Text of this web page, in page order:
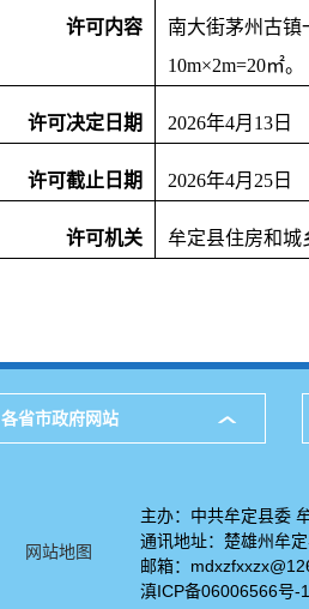
许可内容
南大街茅州古镇
10m×2m=20㎡。
许可决定日期 2026年4月13日
许可截止日期 2026年4月25日
许可机关 牟定县住房和城
各省市政府网站
网站地图
主办：中共牟定县委
通讯地址：楚雄州牟
邮箱：
滇ICP备06006566号-1